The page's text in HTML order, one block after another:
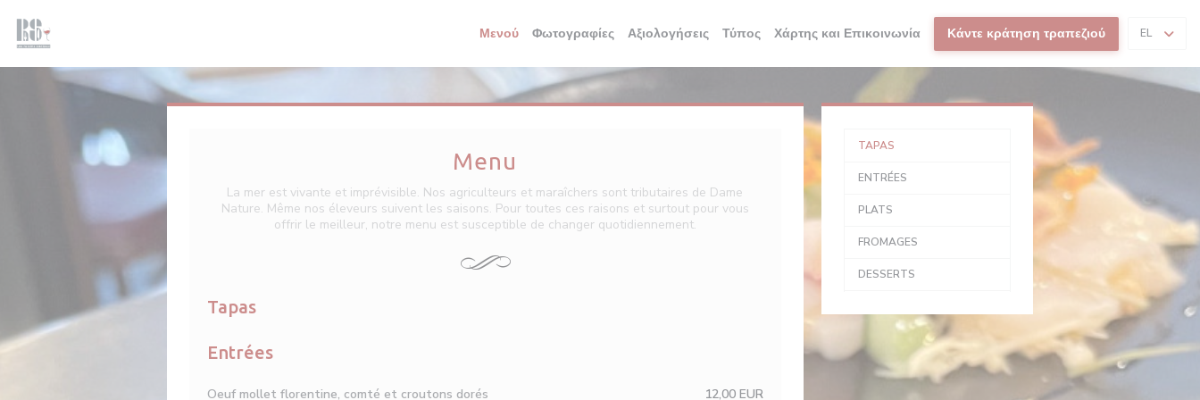
Μενού Φωτογραφίες Αξιολογήσεις Τύπος Χάρτης και Επικοινωνία Κάντε κράτηση τραπεζιού EL
Menu
La mer est vivante et imprévisible. Nos agriculteurs et maraîchers sont tributaires de Dame
Nature. Même nos éleveurs suivent les saisons. Pour toutes ces raisons et surtout pour vous
offrir le meilleur, notre menu est susceptible de changer quotidiennement.
Tapas
Entrées
Oeuf mollet florentine, comté et croutons dorés 12,00 EUR
TAPAS
ENTRÉES
PLATS
FROMAGES
DESSERTS